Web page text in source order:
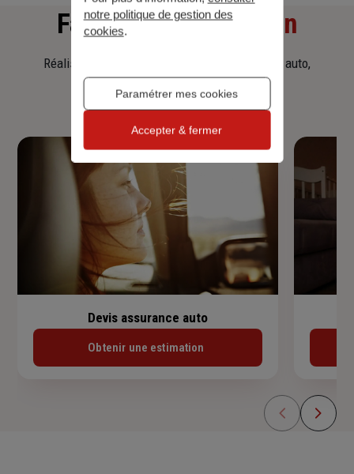
Faitesune simulation
Réalisez une simulation tarifaire d'assurance, auto,
Devis assurance auto
Obtenir une estimation
notre politique de gestion des
cookies.
Paramétrer mes cookies
Accepter & fermer